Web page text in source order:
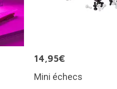
14,95€
Mini échecs